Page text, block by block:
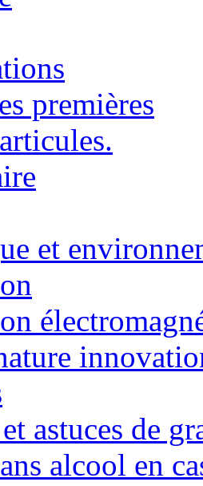
premières
et
astuces de
alcool en